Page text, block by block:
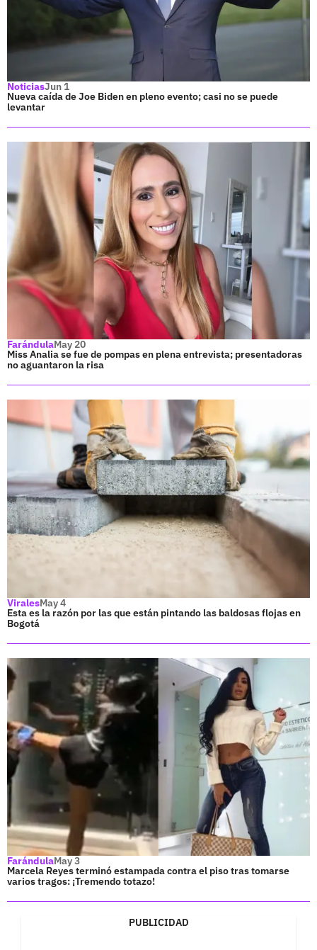
NoticiasJun 1
Nueva caída de Joe Biden en pleno evento; casi no se puede
levantar
FarándulaMay 20
Miss Analia se fue de pompas en plena entrevista; presentadoras
no aguantaron la risa
ViralesMay 4
Esta es la razón por las que están pintando las baldosas flojas en
Bogotá
FarándulaMay 3
Marcela Reyes terminó estampada contra el piso tras tomarse
varios tragos: ¡Tremendo totazo!
PUBLICIDAD